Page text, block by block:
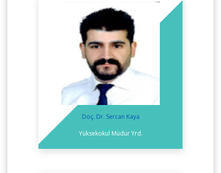
Doç. Dr. Sercan Kaya
Yüksekokul Müdür Yrd.